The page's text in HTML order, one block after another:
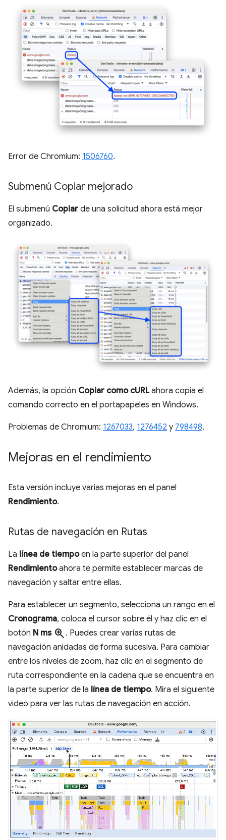
Error de Chromium: 1506760.
Submenú Copiar mejorado
El submenú Copiar de una solicitud ahora está mejor
organizado.
Además, la opción Copiar como cURLahora copia el
comando correcto en el portapapeles en Windows.
Problemas de Chromium: 1267033, 1276452 y 798498.
Mejoras en el rendimiento
Esta versión incluye varias mejoras en el panel
Rendimiento.
Rutas de navegación en Rutas
La línea de tiempoen la parte superior del panel
Rendimientoahora te permite establecer marcas de
navegación y saltar entre ellas.
Para establecer un segmento, selecciona un rango en el
Cronograma, coloca el cursor sobre él y haz clic en el
botón N ms zoom_in . Puedes crear varias rutas de
navegación anidadas de forma sucesiva. Para cambiar
entre los niveles de zoom, haz clic en el segmento de
ruta correspondiente en la cadena que se encuentra en
la parte superior de la línea de tiempo. Mira el siguiente
video para ver las rutas de navegación en acción.